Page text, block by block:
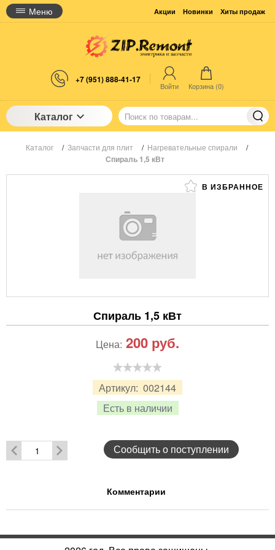
Меню Акции Новинки Хиты продаж
+7 (951) 888-41-17
Войти Корзина (0)
Каталог
Каталог / Запчасти для плит / Нагревательные спирали /
Спираль 1,5 кВт
В ИЗБРАННОЕ
Спираль 1,5 кВт
Артикул: 002144
Есть в наличии
Цена: 200 руб.
Сообщить о поступлении
Комментарии